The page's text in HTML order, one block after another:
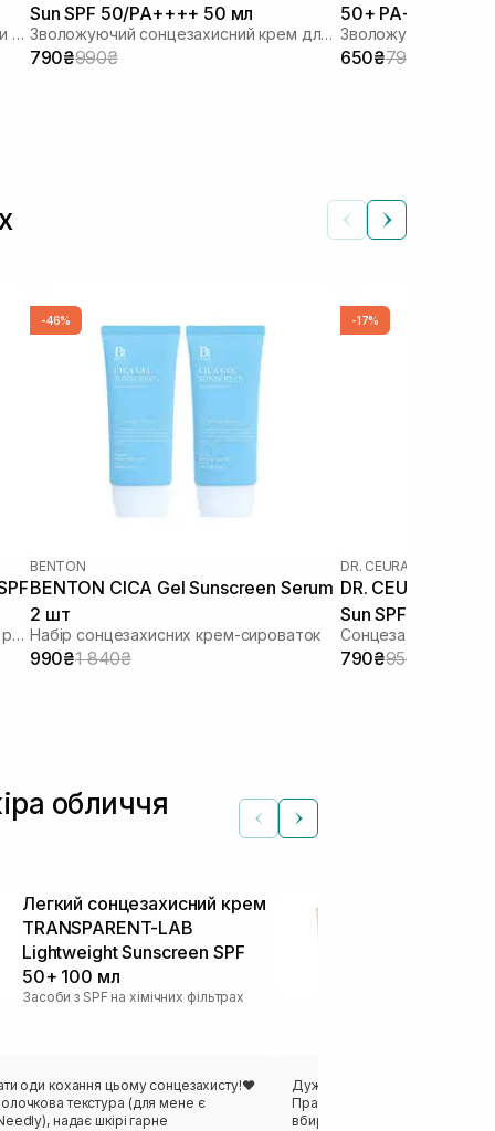
Сонцезахисний лосьйон з ліпосомами на стабільних фільтрах
Sun SPF 50/PA++++ 50 мл
Зволожуючий сонцезахисний крем для обличчя з гіалуроновою кислотою
790₴990₴
50+ PA++++ 50
650₴790₴
Зволожуючий сонцезахисний крем з рослинним скваланом
-46%
BENTON
BENTON CICA Gel Sunscreen Serum
2 шт
Набір сонцезахисних крем-сироваток
990₴1 840₴
-17%
DR. CEURACLE
DR. CEURACLE
Sun SPF 50+
шкіри 50 мл
Сонцезахисний
790₴950₴
обличчя
Легкий сонцезахисний крем
TRANSPARENT-LAB
Lightweight Sunscreen SPF
50+ 100 мл
Засоби з SPF на хімічних фільтрах
оди кохання цьому сонцезахисту!❤️
текстура (для мене є
надає шкірі гарне
Дуже сподобався цей легкий
Практично не відчувається на
вбирається, не залишає